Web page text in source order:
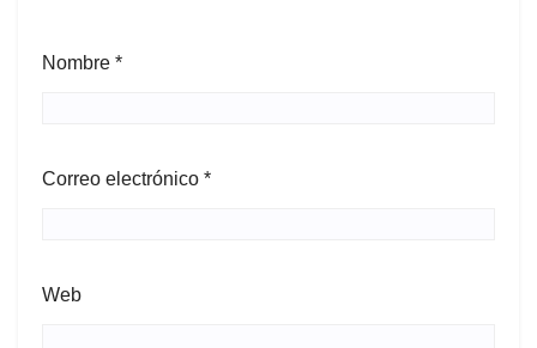
Nombre *
Correo electrónico *
Web